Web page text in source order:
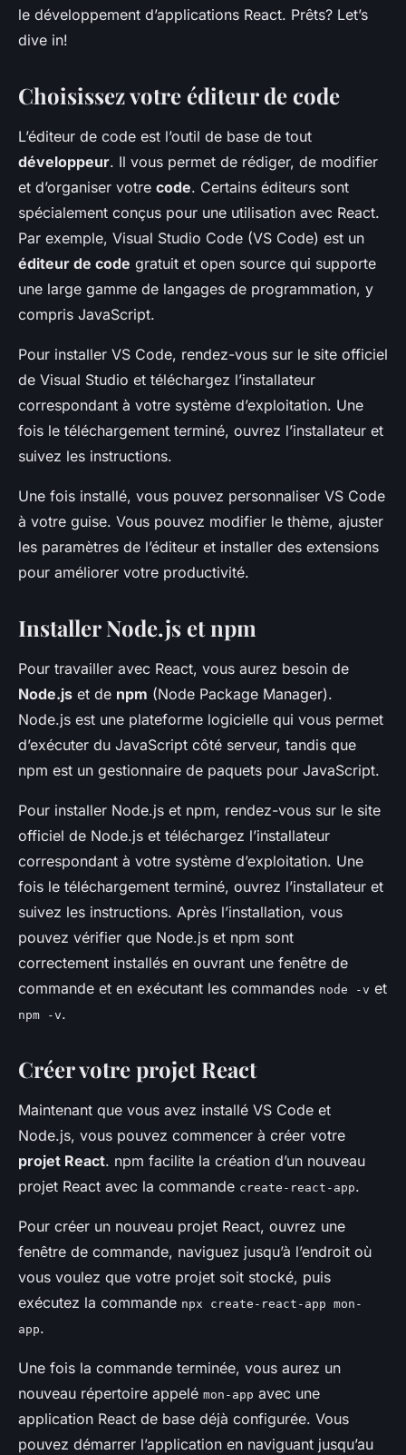
le développement d’applications React. Prêts? Let’s
dive in!
Choisissez votre éditeur de code
L’éditeur de code est l’outil de base de tout
développeur. Il vous permet de rédiger, de modifier
et d’organiser votre code. Certains éditeurs sont
spécialement conçus pour une utilisation avec React.
Par exemple, Visual Studio Code (VS Code) est un
éditeur de code gratuit et open source qui supporte
une large gamme de langages de programmation, y
compris JavaScript.
Pour installer VS Code, rendez-vous sur le site officiel
de Visual Studio et téléchargez l’installateur
correspondant à votre système d’exploitation. Une
fois le téléchargement terminé, ouvrez l’installateur et
suivez les instructions.
Une fois installé, vous pouvez personnaliser VS Code
à votre guise. Vous pouvez modifier le thème, ajuster
les paramètres de l’éditeur et installer des extensions
pour améliorer votre productivité.
Installer Node.js et npm
Pour travailler avec React, vous aurez besoin de
Node.js et de npm (Node Package Manager).
Node.js est une plateforme logicielle qui vous permet
d’exécuter du JavaScript côté serveur, tandis que
npm est un gestionnaire de paquets pour JavaScript.
Pour installer Node.js et npm, rendez-vous sur le site
officiel de Node.js et téléchargez l’installateur
correspondant à votre système d’exploitation. Une
fois le téléchargement terminé, ouvrez l’installateur et
suivez les instructions. Après l’installation, vous
pouvez vérifier que Node.js et npm sont
correctement installés en ouvrant une fenêtre de
commande et en exécutant les commandes node -v et
npm -v.
Créer votre projet React
Maintenant que vous avez installé VS Code et
Node.js, vous pouvez commencer à créer votre
projet React. npm facilite la création d’un nouveau
projet React avec la commande create-react-app.
Pour créer un nouveau projet React, ouvrez une
fenêtre de commande, naviguez jusqu’à l’endroit où
vous voulez que votre projet soit stocké, puis
exécutez la commande npx create-react-app mon-
app.
Une fois la commande terminée, vous aurez un
nouveau répertoire appelé mon-app avec une
application React de base déjà configurée. Vous
pouvez démarrer l’application en naviguant jusqu’au